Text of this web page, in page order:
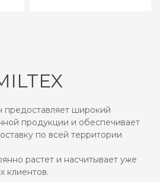
предоставляет широкий
продукции и обеспечивает
по всей территории
растет и насчитывает уже
клиентов.